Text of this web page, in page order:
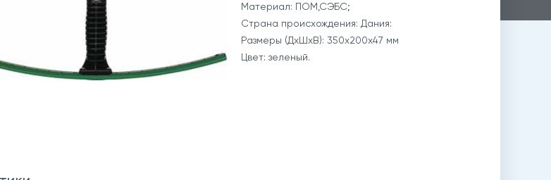
Материал: ПОМ,СЭБС;
Страна происхождения: Дания:
Размеры (ДхШхВ): 350х200х47 мм
Цвет: зеленый.